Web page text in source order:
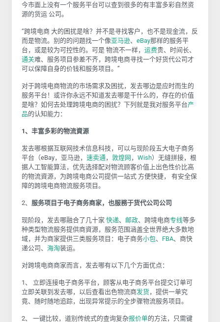
今市面上没有一个服务平台可以查到很多的有丰富多彩自然资
源的货运 公司。
“跨境电商 大的困扰是啥？并不是寻找客户，也不是现金流，反
而是物流。别的的问题找一个像亚马逊、 eBay那样的服务平
台，或是较为可控性的。可是 物流不一样， 运费贵、时间长、
通关难、服务项目参差不齐，跨境电商寻找一个好货代公司才
可以保障自身的价钱和服务项目。”
对于跨境电商物流的市场需求及困扰，发去哪边是应时而生的
服务平台！或许你永远不知道发去哪是干什么的，存在的价值
是啥？如何去处理跨境电商的困扰？下列就是我对服务平台产
品的认知能力：
1、丰富多彩的物流資源
发去哪根据互联网技术信息科技，可以与现阶段五大电子商务
平台（eBay，亚马逊， 速卖通 ， 敦煌网 ， Wish）无缝拼接，根
据人工智能算法，优先选择配对物流顾客价值上出色性价比高
的物流資源，为跨境电商公司提供一站式 方便快捷， 有安全保
障的跨境电商物流服务项目。
2、 服务项目于电子商务商家，也服務于货代公司公司
现阶段，发去哪融合了几十家 快递、 邮政、跨境电商专线等多
种类型物流服务提供商資源，服务范围涵盖全世界绝大多数地
域，并为商家提供三类服务项目：电子商务小包、 FBA、商快
递公司 、 海淘装运。
对跨境电商商家而言，发去哪有以下几个方面优点：
1、 立即连接电子商务平台，顾客从电子商务平台提交订单可
立即关联到发去哪，以后查看出色物流商发货，提供一单究
竟、随时随地追踪，出现异常提示的全步骤物流服务项目。
2、 一键比较，道别传统式的查询复杂报价单的方法，只需键